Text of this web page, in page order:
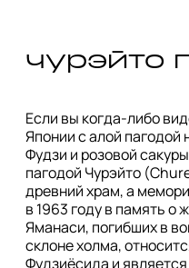
чурэйто
Если вы когда-либо
Японии с алой пагодой
Фудзи и розовой
пагодой Чурэйто
древний храм, а
в 1963 году в память о
Яманаси, погибших в
склоне холма,
Фудзиёсида и